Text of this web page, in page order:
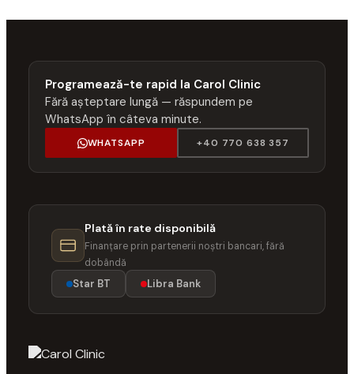
Programează-te rapid la Carol Clinic
Fără așteptare lungă — răspundem pe
WhatsApp în câteva minute.
WHATSAPP +40 770 638 357
Plată în rate disponibilă
Finanțare prin partenerii noștri bancari, fără
dobândă
Star BT Libra Bank